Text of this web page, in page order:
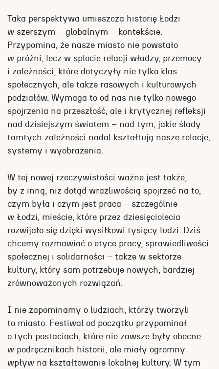
Taka perspektywa umieszcza historię Łodzi
w szerszym – globalnym – kontekście.
Przypomina, że nasze miasto nie powstało
w próżni, lecz w splocie relacji władzy, przemocy
i zależności, które dotyczyły nie tylko klas
społecznych, ale także rasowych i kulturowych
podziałów. Wymaga to od nas nie tylko nowego
spojrzenia na przeszłość, ale i krytycznej refleksji
nad dzisiejszym światem – nad tym, jakie ślady
tamtych zależności nadal kształtują nasze relacje,
systemy i wyobrażenia.
W tej nowej rzeczywistości ważne jest także,
by z inną, niż dotąd wrażliwością spojrzeć na to,
czym była i czym jest praca – szczególnie
w Łodzi, mieście, które przez dziesięciolecia
rozwijało się dzięki wysiłkowi tysięcy ludzi. Dziś
chcemy rozmawiać o etyce pracy, sprawiedliwości
społecznej i solidarności – także w sektorze
kultury, który sam potrzebuje nowych, bardziej
zrównoważonych rozwiązań.
I nie zapominamy o ludziach, którzy tworzyli
to miasto. Festiwal od początku przypominał
o tych postaciach, które nie zawsze były obecne
w podręcznikach historii, ale miały ogromny
wpływ na kształtowanie lokalnej kultury. W tym